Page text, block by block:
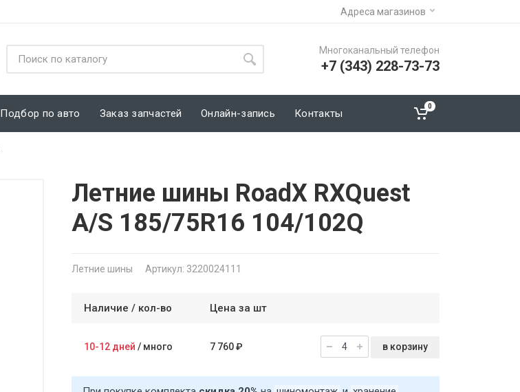
Адреса магазинов
Многоканальный телефон
+7 (343) 228-73-73
Подбор по авто Заказ запчастей Онлайн-запись Контакты
0
Летние шины RoadX RXQuest
A/S 185/75R16 104/102Q
Летние шины Артикул: 3220024111
Наличие / кол-во Цена за шт
10-12 дней / много 7 760 ₽ в корзину